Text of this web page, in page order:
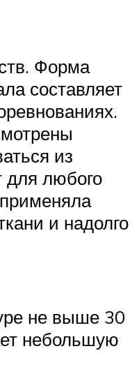
Форма
составляет
из
для любого
и надолго
не выше 30
небольшую